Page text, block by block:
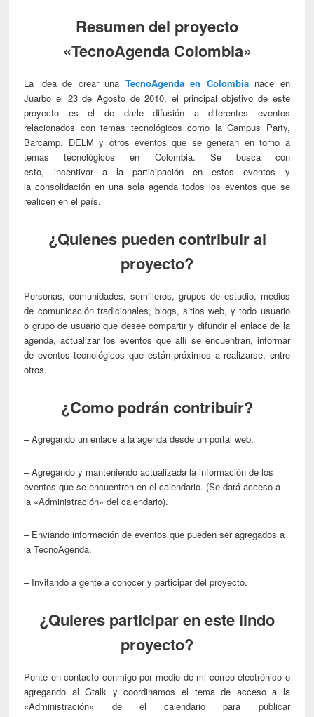
Resumen del proyecto
«TecnoAgenda Colombia»
La idea de crear una TecnoAgenda en Colombianace en
Juarbo el 23 de Agosto de 2010, el principal objetivo de este
proyecto es el de darle difusión a diferentes eventos
relacionados con temas tecnológicos como la Campus Party,
Barcamp, DELM y otros eventos que se generan en torno a
temas tecnológicos en Colombia. Se busca con
esto, incentivar a la participación en estos eventos y
la consolidación en una sola agenda todos los eventos que se
realicen en el país.
¿Quienes pueden contribuir al
proyecto?
Personas, comunidades, semilleros, grupos de estudio, medios
de comunicación tradicionales, blogs, sitios web, y todo usuario
o grupo de usuario que desee compartir y difundir el enlace de la
agenda, actualizar los eventos que allí se encuentran, informar
de eventos tecnológicos que están próximos a realizarse, entre
otros.
¿Como podrán contribuir?
– Agregando un enlace a la agenda desde un portal web.
– Agregando y manteniendo actualizada la información de los
eventos que se encuentren en el calendario. (Se dará acceso a
la «Administración» del calendario).
– Enviando información de eventos que pueden ser agregados a
la TecnoAgenda.
– Invitando a gente a conocer y participar del proyecto.
¿Quieres participar en este lindo
proyecto?
Ponte en contacto conmigo por medio de mi correo electrónico o
agregando al Gtalk y coordinamos el tema de acceso a la
«Administración» de el calendario para publicar